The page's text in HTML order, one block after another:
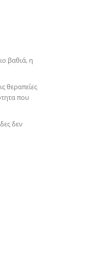
βαθιά, η
θεραπείες
που
δεν